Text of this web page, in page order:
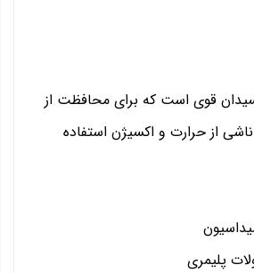
آنتی‌اکسیدان قوی است که برای محافظت از
از حرارت و اکسیژن استفاده
پلیمری